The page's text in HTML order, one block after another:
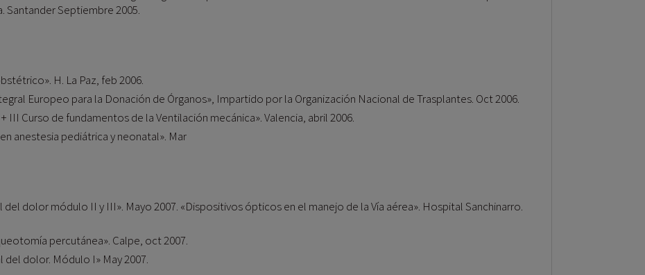
Santander Septiembre 2005.
H. La Paz, feb 2006.
Europeo para la Donación de Órganos», Impartido por la Organización Nacional de Trasplantes. Oct 2006.
III Curso de fundamentos de la Ventilación mecánica». Valencia, abril 2006.
anestesia pediátrica y neonatal». Mar
dolor módulo II y III». Mayo 2007. «Dispositivos ópticos en el manejo de la Vía aérea». Hospital Sanchinarro.
percutánea». Calpe, oct 2007.
dolor. Módulo I» May 2007.